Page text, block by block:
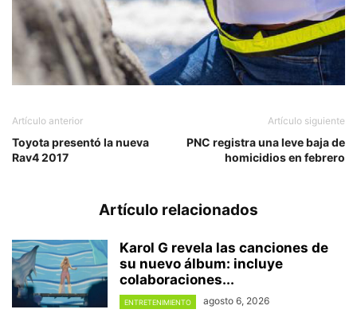
Artículo anterior
Toyota presentó la nueva
Rav4 2017
Artículo siguiente
PNC registra una leve baja de
homicidios en febrero
Artículo relacionados
Karol G revela las canciones de
su nuevo álbum: incluye
colaboraciones...
ENTRETENIMIENTO agosto 6, 2026